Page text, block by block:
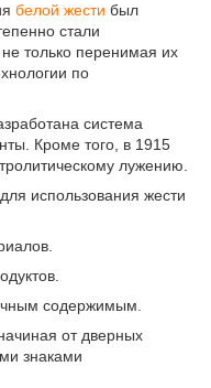
белой жести был
стали
только перенимая их
по
система
Кроме того, в 1915
лужению.
использования жести
содержимым.
от дверных
знаками